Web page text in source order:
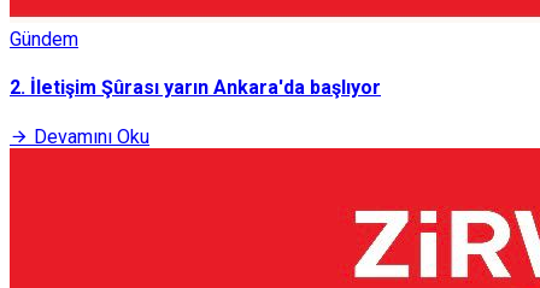
Gündem
2. İletişim Şûrası yarın Ankara'da başlıyor
Devamını Oku